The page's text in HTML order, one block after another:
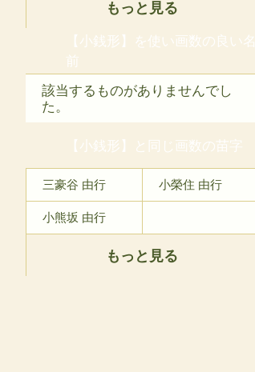
もっと見る
【小銭形】を使い画数の良い名
前
該当するものがありませんでし
た。
【小銭形】と同じ画数の苗字
三豪谷 由行 小榮住 由行
小熊坂 由行
もっと見る